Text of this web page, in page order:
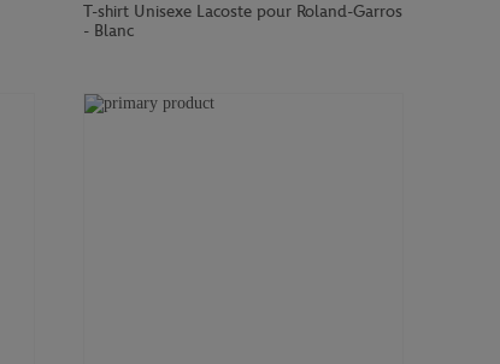
T-shirt Unisexe Lacoste pour Roland-Garros
- Blanc